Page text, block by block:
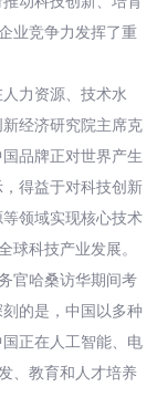
业竞争力发挥了重
力资源、技术水
经济研究院主席克
品牌正对世界产生
得益于对科技创新
领域实现核心技术
球科技产业发展。
官哈桑访华期间考
的是，中国以多种
正在人工智能、电
、教育和人才培养